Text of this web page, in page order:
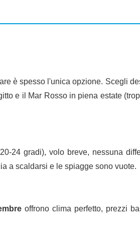
è spesso l'unica opzione. Scegli
e il Mar Rosso in piena estate
24 gradi), volo breve, nessuna
a scaldarsi e le spiagge sono vuote.
offrono clima perfetto, prezzi